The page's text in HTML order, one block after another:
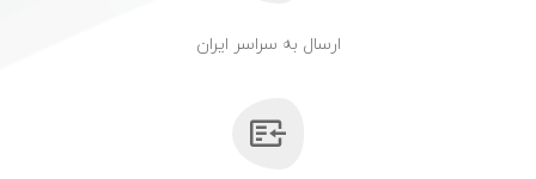
ارسال به سراسر ایران